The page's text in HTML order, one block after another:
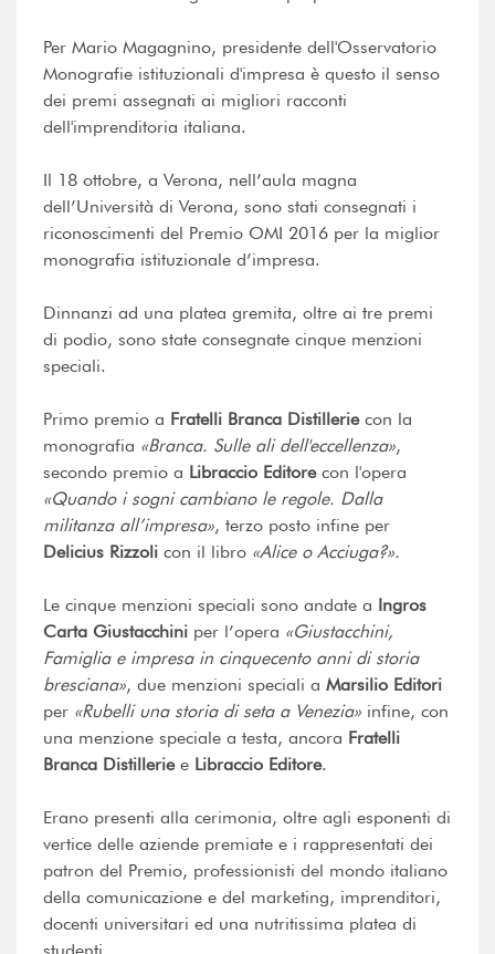
Per Mario Magagnino, presidente dell'Osservatorio
Monografie istituzionali d'impresa è questo il senso
dei premi assegnati ai migliori racconti
dell'imprenditoria italiana.
Il 18 ottobre, a Verona, nell’aula magna
dell’Università di Verona, sono stati consegnati i
riconoscimenti del Premio OMI 2016 per la miglior
monografia istituzionale d’impresa.
Dinnanzi ad una platea gremita, oltre ai tre premi
di podio, sono state consegnate cinque menzioni
speciali.
Primo premio a Fratelli Branca Distilleriecon la
monografia «Branca. Sulle ali dell'eccellenza»,
secondo premio a Libraccio Editorecon l'opera
«Quando i sogni cambiano le regole. Dalla
militanza all’impresa», terzo posto infine per
Delicius Rizzoli con il libro «Alice o Acciuga?».
Le cinque menzioni speciali sono andate a Ingros
Carta Giustacchini per l’opera «Giustacchini,
Famiglia e impresa in cinquecento anni di storia
bresciana», due menzioni speciali a Marsilio Editori
per «Rubelli una storia di seta a Venezia» infine, con
una menzione speciale a testa, ancora Fratelli
Branca Distilleriee Libraccio Editore.
Erano presenti alla cerimonia, oltre agli esponenti di
vertice delle aziende premiate e i rappresentati dei
patron del Premio, professionisti del mondo italiano
della comunicazione e del marketing, imprenditori,
docenti universitari ed una nutritissima platea di